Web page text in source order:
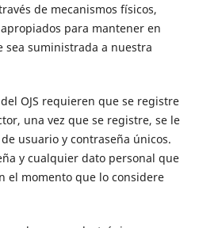
de mecanismos físicos,
para mantener en
sea suministrada a nuestra
OJS requieren que se registre
una vez que se registre, se le
usuario y contraseña únicos.
y cualquier dato personal que
el momento que lo considere